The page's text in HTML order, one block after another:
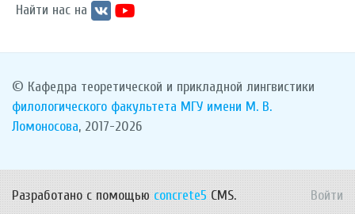
Найти нас на
© Кафедра теоретической и прикладной лингвистики
филологического факультета МГУ имени М. В.
Ломоносова, 2017-2026
Разработано с помощью concrete5 CMS. Войти